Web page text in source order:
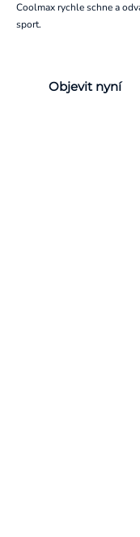
Coolmax rychle schne a
sport.
Objevit nyní